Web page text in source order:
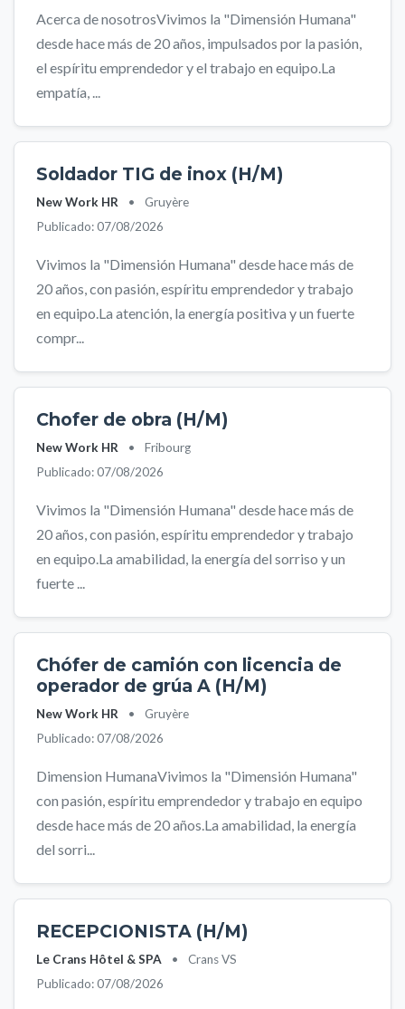
Acerca de nosotrosVivimos la "Dimensión Humana"
desde hace más de 20 años, impulsados por la pasión,
el espíritu emprendedor y el trabajo en equipo.La
empatía, ...
Soldador TIG de inox (H/M)
New Work HR •
Gruyère
Publicado: 07/08/2026
Vivimos la "Dimensión Humana" desde hace más de
20 años, con pasión, espíritu emprendedor y trabajo
en equipo.La atención, la energía positiva y un fuerte
compr...
Chofer de obra (H/M)
New Work HR •
Fribourg
Publicado: 07/08/2026
Vivimos la "Dimensión Humana" desde hace más de
20 años, con pasión, espíritu emprendedor y trabajo
en equipo.La amabilidad, la energía del sorriso y un
fuerte ...
Chófer de camión con licencia de
operador de grúa A (H/M)
New Work HR •
Gruyère
Publicado: 07/08/2026
Dimension HumanaVivimos la "Dimensión Humana"
con pasión, espíritu emprendedor y trabajo en equipo
desde hace más de 20 años.La amabilidad, la energía
del sorri...
RECEPCIONISTA (H/M)
Le Crans Hôtel & SPA •
Crans VS
Publicado: 07/08/2026